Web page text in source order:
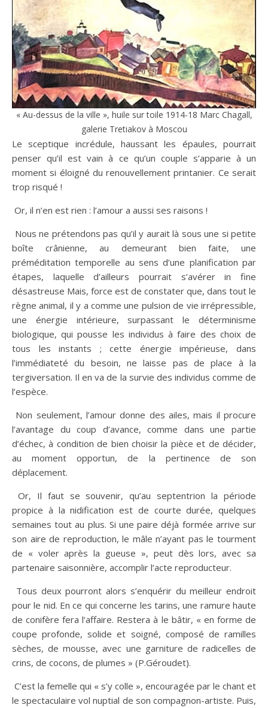
« Au-dessus de la ville », huile sur toile 1914-18 Marc Chagall,
galerie Tretiakov à Moscou
Le sceptique incrédule, haussant les épaules, pourrait
penser qu’il est vain à ce qu’un couple s’apparie à un
moment si éloigné du renouvellement printanier. Ce serait
trop risqué !
​ Or, il n’en est rien : l’amour a aussi ses raisons !
​ Nous ne prétendons pas qu’il y aurait là sous une si petite
boîte crânienne, au demeurant bien faite, une
préméditation temporelle au sens d’une planification par
étapes, laquelle d’ailleurs pourrait s’avérer in fine
désastreuse Mais, force est de constater que, dans tout le
règne animal, il y a comme une pulsion de vie irrépressible,
une énergie intérieure, surpassant le déterminisme
biologique, qui pousse les individus à faire des choix de
tous les instants ; cette énergie impérieuse, dans
l’immédiateté du besoin, ne laisse pas de place à la
tergiversation. Il en va de la survie des individus comme de
l’espèce.
​ Non seulement, l’amour donne des ailes, mais il procure
l’avantage du coup d’avance, comme dans une partie
d’échec, à condition de bien choisir la pièce et de décider,
au moment opportun, de la pertinence de son
déplacement.
​ Or, Il faut se souvenir, qu’au septentrion la période
propice à la nidification est de courte durée, quelques
semaines tout au plus. Si une paire déjà formée arrive sur
son aire de reproduction, le mâle n’ayant pas le tourment
de « voler après la gueuse », peut dès lors, avec sa
partenaire saisonnière, accomplir l’acte reproducteur.
​ Tous deux pourront alors s’enquérir du meilleur endroit
pour le nid. En ce qui concerne les tarins, une ramure haute
de conifère fera l’affaire. Restera à le bâtir, « en forme de
coupe profonde, solide et soigné, composé de ramilles
sèches, de mousse, avec une garniture de radicelles de
crins, de cocons, de plumes » (P.Géroudet).
​ C’est la femelle qui « s’y colle », encouragée par le chant et
le spectaculaire vol nuptial de son compagnon-artiste. Puis,